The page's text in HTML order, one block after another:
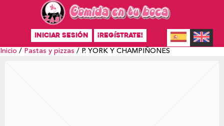
INICIAR SESIÓN ¡REGÍSTRATE!
Inicio / Pastas y pizzas / P. YORK Y CHAMPIÑONES